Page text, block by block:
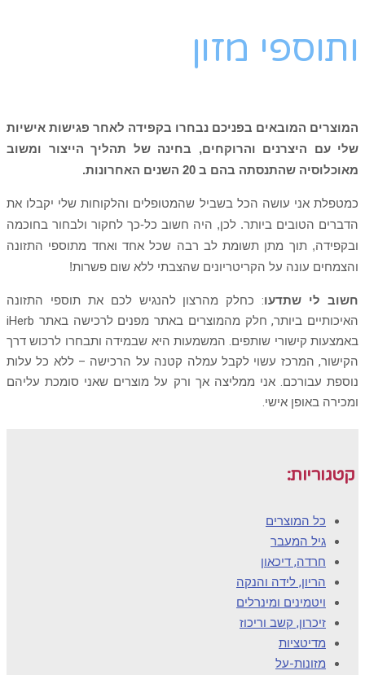
ותוספי מזון
המוצרים המובאים בפניכם נבחרו בקפידה לאחר פגישות אישיות
שלי עם היצרנים והרוקחים, בחינה של תהליך הייצור ומשוב
מאוכלוסיה שהתנסתה בהם ב 20 השנים האחרונות.
כמטפלת אני עושה הכל בשביל שהמטופלים והלקוחות שלי יקבלו את
הדברים הטובים ביותר. לכן, היה חשוב כל-כך לחקור ולבחור בחוכמה
ובקפידה, תוך מתן תשומת לב רבה שכל אחד ואחד מתוספי התזונה
והצמחים עונה על הקריטריונים שהצבתי ללא שום פשרות!
חשוב לי שתדעו: כחלק מהרצון להנגיש לכם את תוספי התזונה
האיכותיים ביותר, חלק מהמוצרים באתר מפנים לרכישה באתר iHerb
באמצעות קישורי שותפים. המשמעות היא שבמידה ותבחרו לרכוש דרך
הקישור, המרכז עשוי לקבל עמלה קטנה על הרכישה – ללא כל עלות
נוספת עבורכם. אני ממליצה אך ורק על מוצרים שאני סומכת עליהם
ומכירה באופן אישי.
קטגוריות:
כל המוצרים
גיל המעבר
חרדה, דיכאון
הריון, לידה והנקה
ויטמינים ומינרלים
זיכרון, קשב וריכוז
מדיטציות
מזונות-על